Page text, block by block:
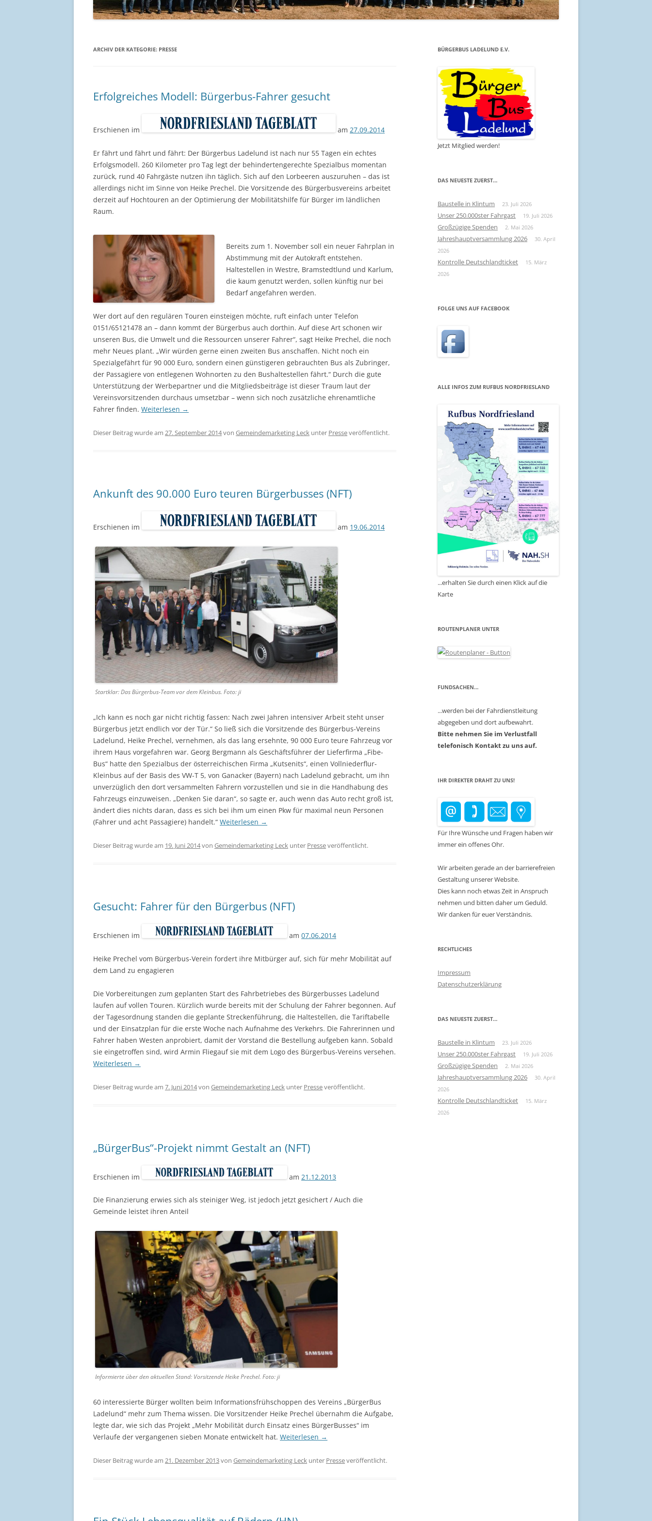
ARCHIV DER KATEGORIE: PRESSE
Erfolgreiches Modell: Bürgerbus-Fahrer gesucht
Erschienen im am 27.09.2014
Er fährt und fährt und fährt: Der Bürgerbus Ladelund ist nach nur 55 Tagen ein echtes
Erfolgsmodell. 260 Kilometer pro Tag legt der behindertengerechte Spezialbus momentan
zurück, rund 40 Fahrgäste nutzen ihn täglich. Sich auf den Lorbeeren auszuruhen – das ist
allerdings nicht im Sinne von Heike Prechel. Die Vorsitzende des Bürgerbusvereins arbeitet
derzeit auf Hochtouren an der Optimierung der Mobilitätshilfe für Bürger im ländlichen
Raum.
Bereits zum 1. November soll ein neuer Fahrplan in
Abstimmung mit der Autokraft entstehen.
Haltestellen in Westre, Bramstedtlund und Karlum,
die kaum genutzt werden, sollen künftig nur bei
Bedarf angefahren werden.
Wer dort auf den regulären Touren einsteigen möchte, ruft einfach unter Telefon
0151/65121478 an – dann kommt der Bürgerbus auch dorthin. Auf diese Art schonen wir
unseren Bus, die Umwelt und die Ressourcen unserer Fahrer“, sagt Heike Prechel, die noch
mehr Neues plant. „Wir würden gerne einen zweiten Bus anschaffen. Nicht noch ein
Spezialgefährt für 90 000 Euro, sondern einen günstigeren gebrauchten Bus als Zubringer,
der Passagiere von entlegenen Wohnorten zu den Bushaltestellen fährt.“ Durch die gute
Unterstützung der Werbepartner und die Mitgliedsbeiträge ist dieser Traum laut der
Vereinsvorsitzenden durchaus umsetzbar – wenn sich noch zusätzliche ehrenamtliche
Fahrer finden. Weiterlesen →
Dieser Beitrag wurde am 27. September 2014von Gemeindemarketing Leck unter Presseveröffentlicht.
Ankunft des 90.000 Euro teuren Bürgerbusses (NFT)
Erschienen im am 19.06.2014
Startklar: Das Bürgerbus-Team vor dem Kleinbus. Foto: ji
„Ich kann es noch gar nicht richtig fassen: Nach zwei Jahren intensiver Arbeit steht unser
Bürgerbus jetzt endlich vor der Tür.“ So ließ sich die Vorsitzende des Bürgerbus-Vereins
Ladelund, Heike Prechel, vernehmen, als das lang ersehnte, 90 000 Euro teure Fahrzeug vor
ihrem Haus vorgefahren war. Georg Bergmann als Geschäftsführer der Lieferfirma „Fibe-
Bus“ hatte den Spezialbus der österreichischen Firma „Kutsenits“, einen Vollniederflur-
Kleinbus auf der Basis des VW-T 5, von Ganacker (Bayern) nach Ladelund gebracht, um ihn
unverzüglich den dort versammelten Fahrern vorzustellen und sie in die Handhabung des
Fahrzeugs einzuweisen. „Denken Sie daran“, so sagte er, auch wenn das Auto recht groß ist,
ändert dies nichts daran, dass es sich bei ihm um einen Pkw für maximal neun Personen
(Fahrer und acht Passagiere) handelt.“ Weiterlesen →
Dieser Beitrag wurde am 19. Juni 2014von Gemeindemarketing Leck unter Presseveröffentlicht.
Gesucht: Fahrer für den Bürgerbus (NFT)
Erschienen im am 07.06.2014
Heike Prechel vom Bürgerbus-Verein fordert ihre Mitbürger auf, sich für mehr Mobilität auf
dem Land zu engagieren
Die Vorbereitungen zum geplanten Start des Fahrbetriebes des Bürgerbusses Ladelund
laufen auf vollen Touren. Kürzlich wurde bereits mit der Schulung der Fahrer begonnen. Auf
der Tagesordnung standen die geplante Streckenführung, die Haltestellen, die Tariftabelle
und der Einsatzplan für die erste Woche nach Aufnahme des Verkehrs. Die Fahrerinnen und
Fahrer haben Westen anprobiert, damit der Vorstand die Bestellung aufgeben kann. Sobald
sie eingetroffen sind, wird Armin Fliegauf sie mit dem Logo des Bürgerbus-Vereins versehen.
Weiterlesen →
Dieser Beitrag wurde am 7. Juni 2014von Gemeindemarketing Leck unter Presseveröffentlicht.
„BürgerBus“-Projekt nimmt Gestalt an (NFT)
Erschienen im am 21.12.2013
Die Finanzierung erwies sich als steiniger Weg, ist jedoch jetzt gesichert / Auch die
Gemeinde leistet ihren Anteil
Informierte über den aktuellen Stand: Vorsitzende Heike Prechel. Foto: ji
60 interessierte Bürger wollten beim Informationsfrühschoppen des Vereins „BürgerBus
Ladelund“ mehr zum Thema wissen. Die Vorsitzender Heike Prechel übernahm die Aufgabe,
legte dar, wie sich das Projekt „Mehr Mobilität durch Einsatz eines BürgerBusses“ im
Verlaufe der vergangenen sieben Monate entwickelt hat. Weiterlesen →
Dieser Beitrag wurde am 21. Dezember 2013von Gemeindemarketing Leck unter Presseveröffentlicht.
BÜRGERBUS LADELUND E.V.
Jetzt Mitglied werden!
DAS NEUESTE ZUERST…
Baustelle in Klintum 23. Juli 2026
Unser 250.000ster Fahrgast 19. Juli 2026
Großzügige Spenden 2. Mai 2026
Jahreshauptversammlung 2026
30. April
2026
Kontrolle Deutschlandticket
15. März
2026
FOLGE UNS AUF FACEBOOK
ALLE INFOS ZUM RUFBUS NORDFRIESLAND
...erhalten Sie durch einen Klick auf die
Karte
ROUTENPLANER UNTER
FUNDSACHEN…
...werden bei der Fahrdienstleitung
abgegeben und dort aufbewahrt.
Bitte nehmen Sie im Verlustfall
telefonisch Kontakt zu uns auf.
IHR DIREKTER DRAHT ZU UNS!
Für Ihre Wünsche und Fragen haben wir
immer ein offenes Ohr.
Wir arbeiten gerade an der barrierefreien
Gestaltung unserer Website.
Dies kann noch etwas Zeit in Anspruch
nehmen und bitten daher um Geduld.
Wir danken für euer Verständnis.
RECHTLICHES
Impressum
Datenschutzerklärung
DAS NEUESTE ZUERST…
Baustelle in Klintum 23. Juli 2026
Unser 250.000ster Fahrgast 19. Juli 2026
Großzügige Spenden 2. Mai 2026
Jahreshauptversammlung 2026
30. April
2026
Kontrolle Deutschlandticket
15. März
2026